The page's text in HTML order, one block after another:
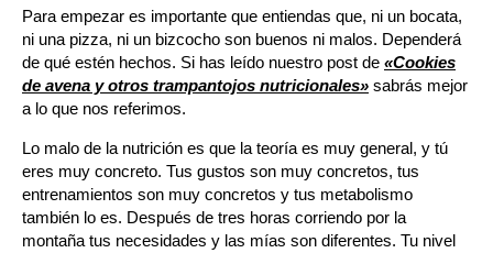
Para empezar es importante que entiendas que, ni un bocata,
ni una pizza, ni un bizcocho son buenos ni malos. Dependerá
de qué estén hechos. Si has leído nuestro post de «Cookies
de avena y otros trampantojos nutricionales» sabrás mejor
a lo que nos referimos.
Lo malo de la nutrición es que la teoría es muy general, y tú
eres muy concreto. Tus gustos son muy concretos, tus
entrenamientos son muy concretos y tus metabolismo
también lo es. Después de tres horas corriendo por la
montaña tus necesidades y las mías son diferentes. Tu nivel